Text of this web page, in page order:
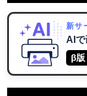
新サ
AI
β